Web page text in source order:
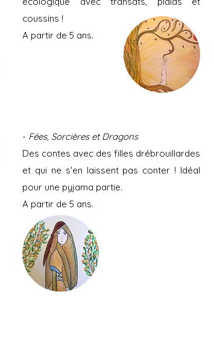
coussins !
A partir de 5 ans.
- Fées, Sorcières et Dragons
Des contes avec des filles drébrouillardes
et qui ne s'en laissent pas conter ! Idéal
pour une pyjama partie.
A partir de 5 ans.